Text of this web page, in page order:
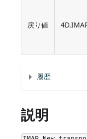
戻り値
履歴
説明